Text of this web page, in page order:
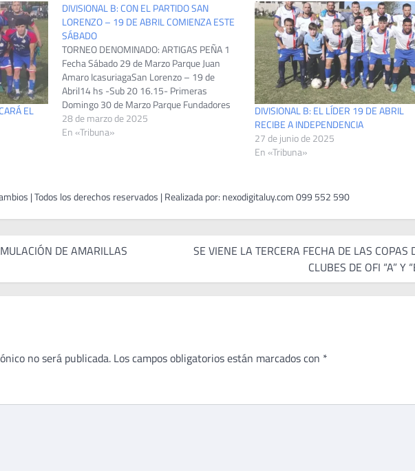
EL
DIVISIONAL B: CON EL PARTIDO SAN
LORENZO – 19 DE ABRIL COMIENZA ESTE
SÁBADO
TORNEO DENOMINADO: ARTIGAS PEÑA 1
Fecha Sábado 29 de Marzo Parque Juan
Amaro IcasuriagaSan Lorenzo – 19 de
Abril14 hs -Sub 20 16.15- Primeras
Domingo 30 de Marzo Parque Fundadores
del 70La Vascongada – Treinta y Tres09.15
hs -Sub 20 11.30- Primeras Parque Oscar
28 de marzo de 2025
En «Tribuna»
DIVISIONAL B: EL LÍDER 19 DE ABRIL
RECIBE A INDEPENDENCIA
27 de junio de 2025
En «Tribuna»
DE AMARILLAS
SE VIENE LA TERCERA FECHA DE LAS COPAS
CLUBES DE OFI “A” Y
no será publicada. Los campos obligatorios están marcados con *